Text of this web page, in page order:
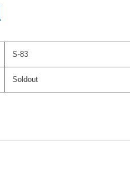
S-83
Soldout